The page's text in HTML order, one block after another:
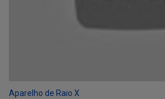
Aparelho de Raio X